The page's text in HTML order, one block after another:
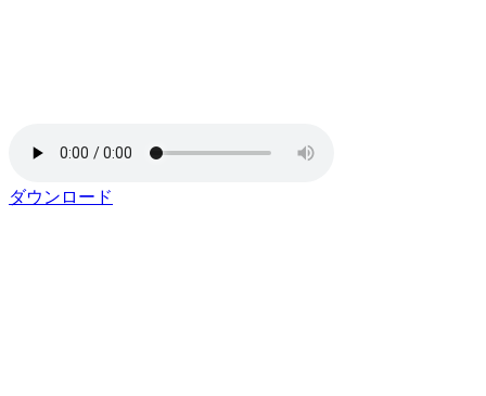
ダウンロード